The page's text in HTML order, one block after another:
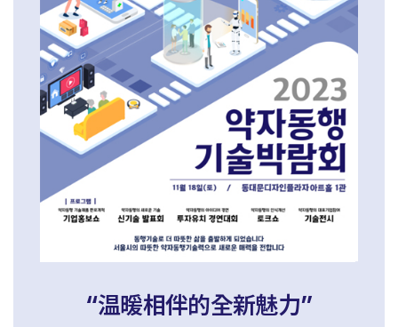
“温暖相伴的全新魅力”